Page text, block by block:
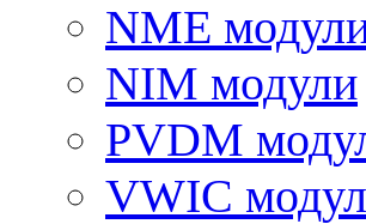
NME
NIM модули
PVDM
VWIC